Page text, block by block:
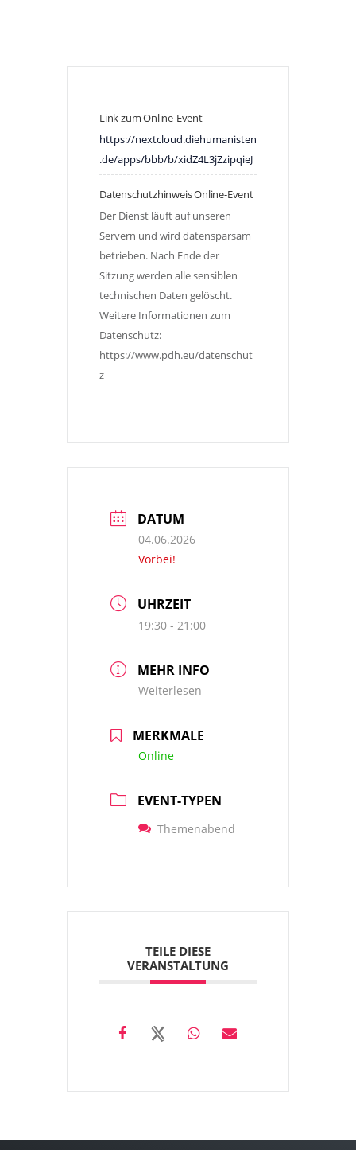
Link zum Online-Event
https://nextcloud.diehumanisten
.de/apps/bbb/b/xidZ4L3jZzipqieJ
Datenschutzhinweis Online-Event
Der Dienst läuft auf unseren
Servern und wird datensparsam
betrieben. Nach Ende der
Sitzung werden alle sensiblen
technischen Daten gelöscht.
Weitere Informationen zum
Datenschutz:
https://www.pdh.eu/datenschut
z
DATUM
04.06.2026
Vorbei!
UHRZEIT
19:30 - 21:00
MEHR INFO
Weiterlesen
MERKMALE
Online
EVENT-TYPEN
Themenabend
TEILE DIESE
VERANSTALTUNG